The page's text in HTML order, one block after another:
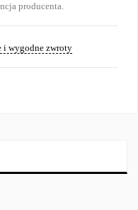
producenta.
i wygodne zwroty